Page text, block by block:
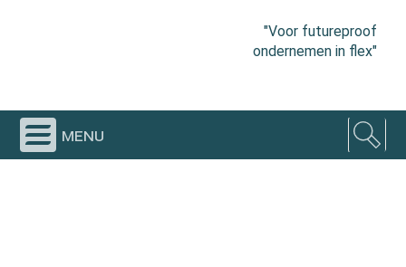
"Voor futureproof
ondernemen in flex"
menu